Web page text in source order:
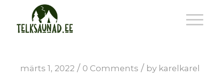
märts 1, 2022 / 0 Comments / by karelkarel